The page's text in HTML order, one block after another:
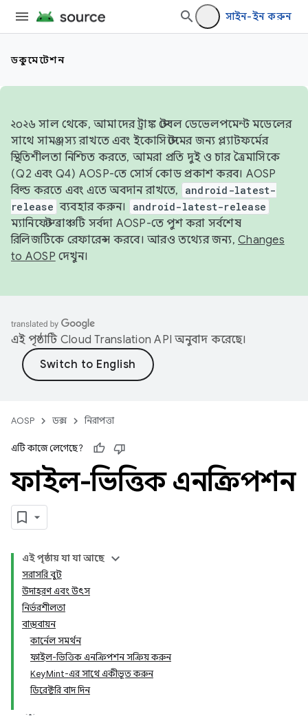
সাইন-ইন করুন
ডকুমেন্টেশন
২০২৬ সাল থেকে, আমাদের ট্রাঙ্ক স্টেবল ডেভেলপমেন্ট মডেলের
সাথে সামঞ্জস্য রাখতে এবং ইকোসিস্টেমের জন্য প্ল্যাটফর্মের
স্থিতিশীলতা নিশ্চিত করতে, আমরা প্রতি দুই ও চার ত্রৈমাসিকে
(Q2 এবং Q4) AOSP-তে সোর্স কোড প্রকাশ করব। AOSP
বিল্ড করতে এবং এতে অবদান রাখতে,
android-latest-
release ব্যবহার করুন। android-latest-release
ম্যানিফেস্ট ব্রাঞ্চটি সর্বদা AOSP-তে পুশ করা সর্বশেষ
রিলিজটিকে রেফারেন্স করবে। আরও তথ্যের জন্য, Changes
to AOSP দেখুন।
এই পৃষ্ঠাটি Cloud Translation API অনুবাদ করেছে।
AOSP ডক্স নিরাপত্তা
এটি কাজে লেগেছে?
ফাইল-ভিত্তিক এনক্রিপশন
এই পৃষ্ঠায় যা যা আছে
সরাসরি বুট
উদাহরণ এবং উৎস
নির্ভরশীলতা
বাস্তবায়ন
কার্নেল সমর্থন
ফাইল-ভিত্তিক এনক্রিপশন সক্রিয় করুন
KeyMint-এর সাথে একীভূত করুন
ডিরেক্টরি বাদ দিন